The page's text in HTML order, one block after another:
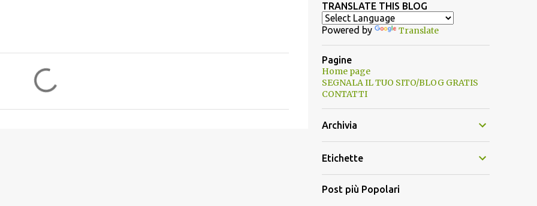
TRANSLATE THIS BLOG
Powered by Translate
Pagine
Home page
SEGNALA IL TUO SITO/BLOG GRATIS
CONTATTI
Archivia
Etichette
Post più Popolari